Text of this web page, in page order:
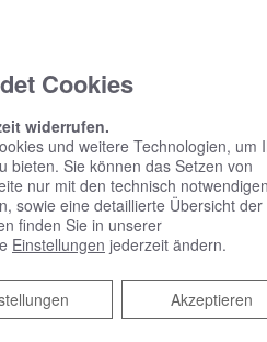
Cookies
widerrufen.
und weitere Technologien, um
bieten. Sie können das Setzen von
nur mit den technisch notwendigen
sowie eine detaillierte Übersicht der
finden Sie in unserer
Einstellungen jederzeit ändern.
Akzeptieren